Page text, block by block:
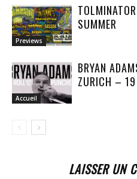
Previews
SUMMER
Accueil
BRYAN
ZURICH –
LAISSER UN